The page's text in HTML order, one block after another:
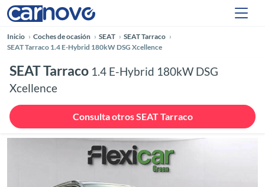
Inicio Coches de ocasión SEAT
SEAT Tarraco
SEAT Tarraco 1.4 E-Hybrid 180kW DSG Xcellence
SEAT Tarraco 1.4 E-Hybrid 180kW DSG
Xcellence
Consulta otros SEAT Tarraco